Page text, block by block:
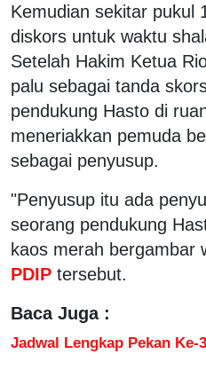
Kemudian sekitar pukul
diskors untuk waktu
Setelah Hakim Ketua
palu sebagai tanda
pendukung Hasto di
meneriakkan pemuda
sebagai penyusup.
"Penyusup itu ada
seorang pendukung
kaos merah bergambar
PDIP tersebut.
Baca Juga :
Jadwal Lengkap Pekan